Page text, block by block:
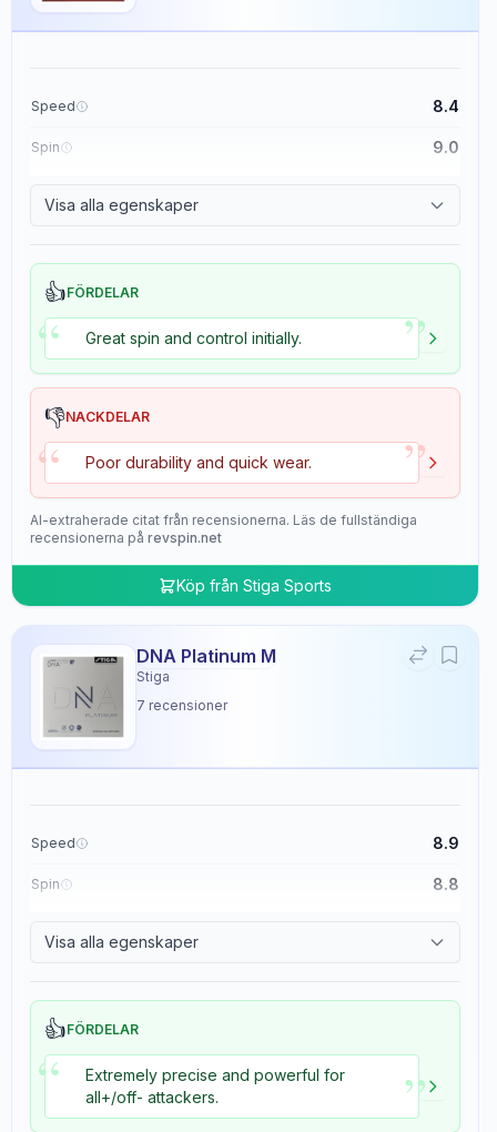
Speed 8.4
Spin 9.0
Visa alla egenskaper
👍FÖRDELAR
“ Great spin and control initially. ”
👎NACKDELAR
“ Poor durability and quick wear. ”
AI-extraherade citat från recensionerna. Läs de fullständiga
recensionerna på revspin.net
Köp från Stiga Sports
DNA Platinum M
Stiga
7 recensioner
Speed 8.9
Spin 8.8
Visa alla egenskaper
👍FÖRDELAR
“
Extremely precise and powerful for
all+/off- attackers.
”